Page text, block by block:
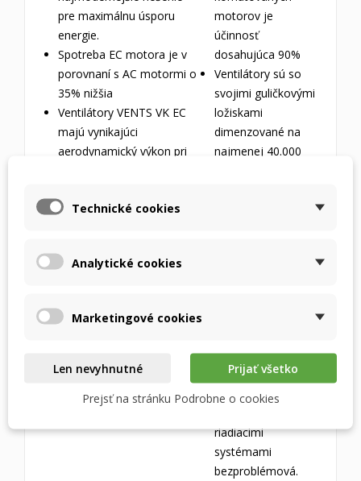
pre maximálnu úsporu
energie.
Spotreba EC motora je v
porovnaní s AC motormi o
35% nižšia
Ventilátory VENTS VK EC
majú vynikajúci
aerodynamický výkon pri
motorov je
účinnosť
dosahujúca 90%
Ventilátory sú so
svojimi guličkovými
ložiskami
dimenzované na
najmenej 40.000
REGULÁCIA VÝKONU
V.
riadi plynulo od 0 do 100%
výkonu s vynikajúcou
účinnosťou v celom
frekvencii napájacej
štandardizovanému
použitie týchto
ventilátorov s
rekuperačnými a
riadiacimi
systémami
bezproblémová.
Technické cookies
Analytické cookies
Marketingové cookies
Len nevyhnutné
Prijať všetko
Prejsť na stránku Podrobne o cookies